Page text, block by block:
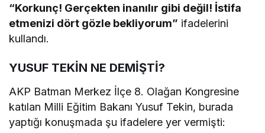
“Korkunç! Gerçekten inanılır gibi değil! İstifa
etmenizi dört gözle bekliyorum” ifadelerini
kullandı.
YUSUF TEKİN NE DEMİŞTİ?
AKP Batman Merkez İlçe 8. Olağan Kongresine
katılan Milli Eğitim Bakanı Yusuf Tekin, burada
yaptığı konuşmada şu ifadelere yer vermişti: